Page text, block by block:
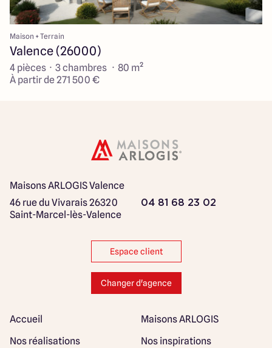
Maison + Terrain
Valence (26000)
4 pièces · 3 chambres · 80 m²
À partir de 271 500 €
Maisons ARLOGIS Valence
46 rue du Vivarais26320
Saint-Marcel-lès-Valence
04 81 68 23 02
Espace client
Changer d'agence
Accueil
Maisons ARLOGIS
Nos réalisations
Nos inspirations